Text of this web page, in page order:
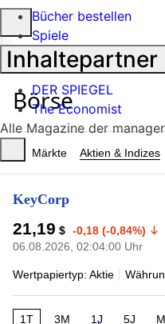
Suche
öffnen
manager magazin Börse
Märkte Aktien & Indizes
KeyCorp
21,19 $ -0,18 (-0,84%)
06.08.2026, 02:04:00 Uhr
Wertpapiertyp: Aktie
1T 3M 1J 5J
Bücher bestellen
Spiele
Inhaltepartner
DER SPIEGEL
The Economist
Alle Magazine der